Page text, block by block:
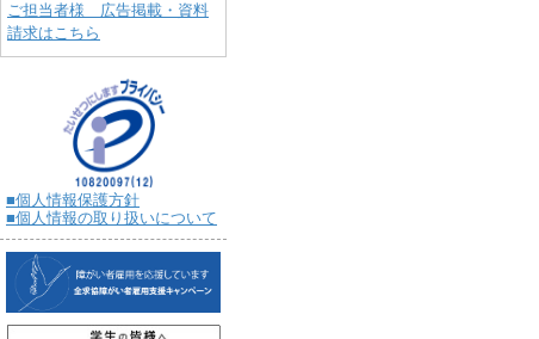
ご担当者様 広告掲載・資料
請求はこちら
■個人情報保護方針
■個人情報の取り扱いについて